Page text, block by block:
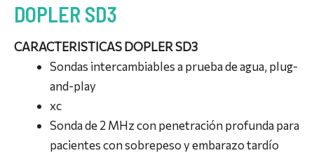
DOPLER SD3
CARACTERISTICAS DOPLER SD3
Sondas intercambiables a prueba de agua, plug-
and-play
xc
Sonda de 2 MHz con penetración profunda para
pacientes con sobrepeso y embarazo tardío